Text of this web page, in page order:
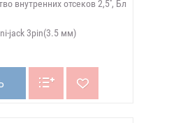
внутренних отсеков 2,5'', Бл
jack 3pin(3.5 мм)